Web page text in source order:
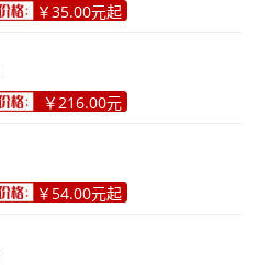
￥35.00元起
￥216.00元
￥54.00元起